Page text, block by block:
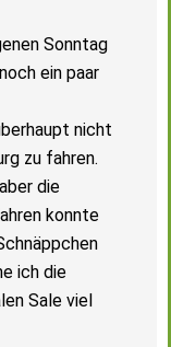
Sonntag
ein paar
nicht
zu fahren.
die
konnte
ich die
Sale viel